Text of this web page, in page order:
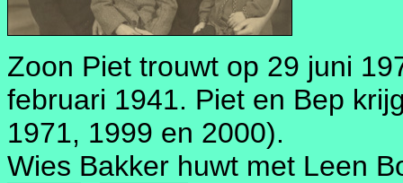
Zoon Piet trouwt op 29 juni
februari 1941. Piet en Bep
1971, 1999 en 2000).
Wies Bakker huwt met Leen